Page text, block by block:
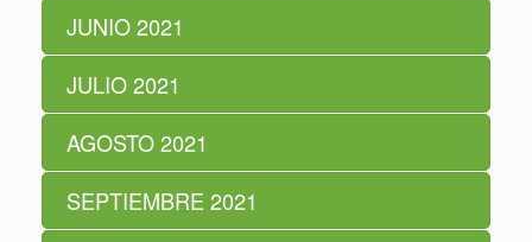
JUNIO 2021
JULIO 2021
AGOSTO 2021
SEPTIEMBRE 2021